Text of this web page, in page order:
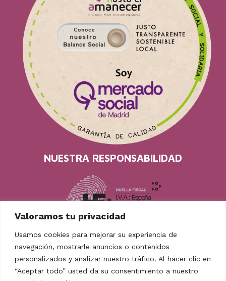
Valoramos tu privacidad
Usamos cookies para mejorar su experiencia de
navegación, mostrarle anuncios o contenidos
personalizados y analizar nuestro tráfico. Al hacer clic en
“Aceptar todo” usted da su consentimiento a nuestro
NUESTRA RESPONSABILIDAD